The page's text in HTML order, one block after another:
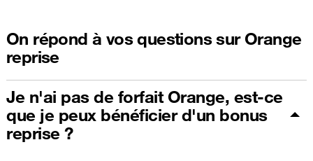
On répond à vos questions sur Orange
reprise
Je n'ai pas de forfait Orange, est-ce
que je peux bénéficier d'un bonus
reprise ?